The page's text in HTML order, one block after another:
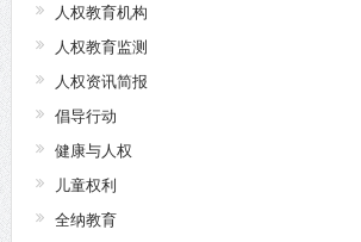
人权教育机构
人权教育监测
人权资讯简报
倡导行动
健康与人权
儿童权利
全纳教育